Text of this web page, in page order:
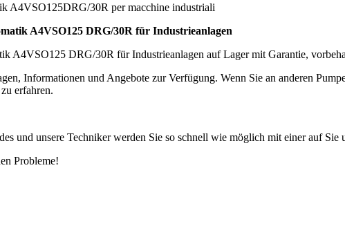
A4VSO125DRG/30R per macchine industriali
A4VSO125 DRG/30R für Industrieanlagen
A4VSO125 DRG/30R für Industrieanlagen auf Lager mit Garantie,
Informationen und Angebote zur Verfügung. Wenn Sie an anderen
erfahren.
und unsere Techniker werden Sie so schnell wie möglich mit einer auf
Probleme!